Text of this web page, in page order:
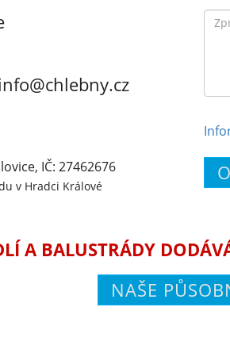
IČ: 27462676
v Hradci Králové
A BALUSTRÁDY
NAŠE